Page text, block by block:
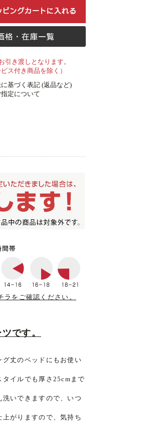
引き渡しとなります。
ス付き商品を除く）
基づく表記 (返品など)
定について
ラをご確認ください。
です。
グ丈のベッドにもお使い
イルでも厚さ25cmまで
いできますので、いつ
がりますので、気持ち